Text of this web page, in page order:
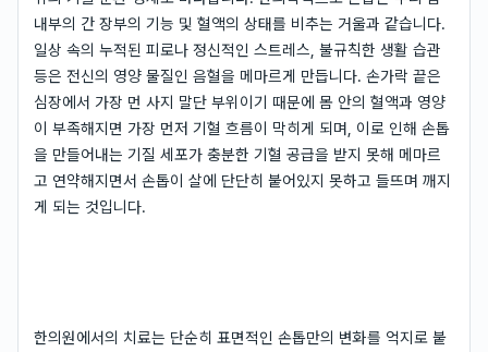
내부의 간 장부의 기능 및 혈액의 상태를 비추는 거울과 같습니다.
일상 속의 누적된 피로나 정신적인 스트레스, 불규칙한 생활 습관
등은 전신의 영양 물질인 음혈을 메마르게 만듭니다. 손가락 끝은
심장에서 가장 먼 사지 말단 부위이기 때문에 몸 안의 혈액과 영양
이 부족해지면 가장 먼저 기혈 흐름이 막히게 되며, 이로 인해 손톱
을 만들어내는 기질 세포가 충분한 기혈 공급을 받지 못해 메마르
고 연약해지면서 손톱이 살에 단단히 붙어있지 못하고 들뜨며 깨지
게 되는 것입니다.
한의원에서의 치료는 단순히 표면적인 손톱만의 변화를 억지로 붙